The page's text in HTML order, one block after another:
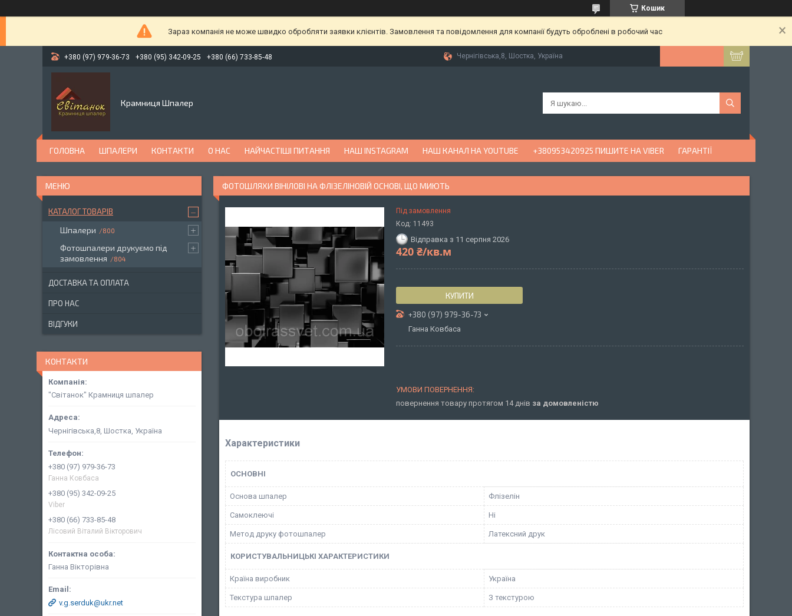
Кошик
Зараз компанія не може швидко обробляти заявки клієнтів. Замовлення та повідомлення для компанії будуть оброблені в робочий час
+380 (97) 979-36-73 +380 (95) 342-09-25 +380 (66) 733-85-48 Чернігівська,8, Шостка, Україна
Крамниця Шпалер
ГОЛОВНА ШПАЛЕРИ КОНТАКТИ О НАС НАЙЧАСТІШІ ПИТАННЯ НАШ INSTAGRAM НАШ КАНАЛ НА YOUTUBE +380953420925 ПИШИТЕ НА VIBER ГАРАНТІЇ
ФОТОШЛЯХИ ВІНІЛОВІ НА ФЛІЗЕЛІНОВІЙ ОСНОВІ, ЩО МИЮТЬ
Під замовлення
Код: 11493
Відправка з 11 серпня 2026
420 ₴/кв.м
КУПИТИ
+380 (97) 979-36-73
Ганна Ковбаса
повернення товару протягом 14 днів за домовленістю
Характеристики
ОСНОВНІ
Основа шпалер Флізелін
Самоклеючі Ні
Метод друку фотошпалер Латексний друк
КОРИСТУВАЛЬНИЦЬКІ ХАРАКТЕРИСТИКИ
Країна виробник Україна
Текстура шпалер З текстурою
КАТАЛОГ ТОВАРІВ
Шпалери 800
Фотошпалери друкуємо під
замовлення
804
ДОСТАВКА ТА ОПЛАТА
ПРО НАС
ВІДГУКИ
КОНТАКТИ
"Світанок" Крамниця шпалер
Чернігівська,8, Шостка, Україна
+380 (97) 979-36-73
Ганна Ковбаса
+380 (95) 342-09-25
Viber
+380 (66) 733-85-48
Лісовий Віталий Вікторович
Ганна Вікторівна
v.g.serduk@ukr.net